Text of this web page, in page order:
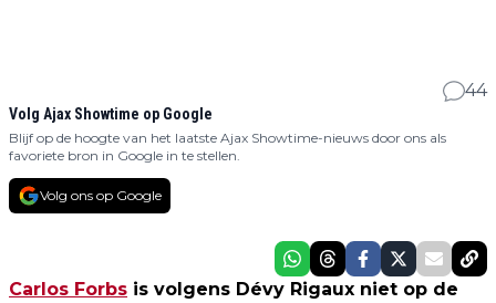
44
Volg Ajax Showtime op Google
Blijf op de hoogte van het laatste Ajax Showtime-nieuws door ons als
favoriete bron in Google in te stellen.
Volg ons op Google
Carlos Forbs is volgens Dévy Rigaux niet op de